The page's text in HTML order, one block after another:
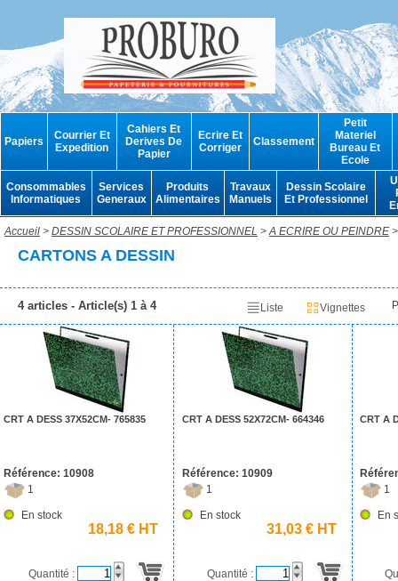
Papiers
Courrier Et
Expedition
Cahiers Et
Derives De
Papier
Ecrire Et
Corriger
Classement
Petit
Materiel
Bureau Et
Ecole
Consommables
Informatiques
Services
Generaux
Produits
Alimentaires
Travaux
Manuels
Dessin Scolaire
Et Professionnel
Accueil > DESSIN SCOLAIRE ET PROFESSIONNEL >A ECRIRE OU PEINDRE
CARTONS A DESSIN
4 articles - Article(s) 1 à 4 Liste Vignettes
CRT A DESS 37X52CM- 765835
Référence: 10908
1
En stock
18,18 € HT
Quantité :
CRT A DESS 52X72CM- 664346
Référence: 10909
1
En stock
31,03 € HT
Quantité :
CRT A
1
En